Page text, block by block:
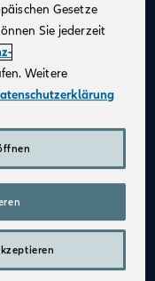
betriebliche
Leistungen
kostenfreie
Gesetze
Sie jederzeit
Weitere